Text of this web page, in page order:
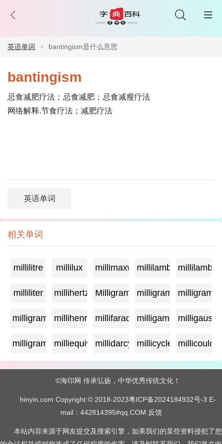
英语单词 bantingism是什么意思
bantingism
忌食减肥疗法；忌食减肥；忌食减瘦疗法
网络解释.节食疗法；减肥疗法
英语单词
相关单词
millilitre millilux millimaxwellmillilambda
milliliter millihertz Milligramagemilligrame
milligrammemillihenry millifarad milligammamilligauss
milligram milliequivalentmillidarcy millicycle
©海印网 传承弘扬，中华优秀传统文化！
hinyin.com Copyright © 2018-2023粤ICP备2024184932号-3 E-
mail：442814395#qq.COM 反馈
本站内容来源于网友提交及搜索引擎，如果我们的某些资料侵犯了您